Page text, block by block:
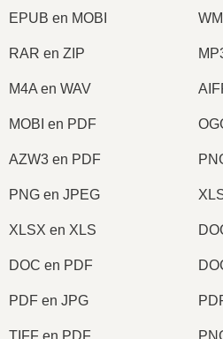
EPUB en MOBI
RAR en ZIP
M4A en WAV
MOBI en PDF
AZW3 en PDF
PNG en JPEG
XLSX en XLS
DOC en PDF
PDF en JPG
TIFF en PDF